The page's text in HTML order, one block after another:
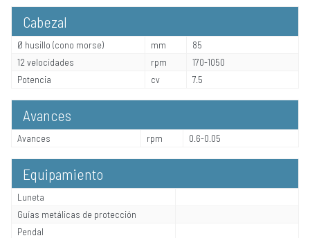
Cabezal
Ø husillo (cono morse) mm
85
12 velocidades
rpm
170-1050
Potencia
cv 7.5
Avances
Avances rpm 0.6-0.05
Equipamiento
Luneta
Guías metálicas de protección
Pendal